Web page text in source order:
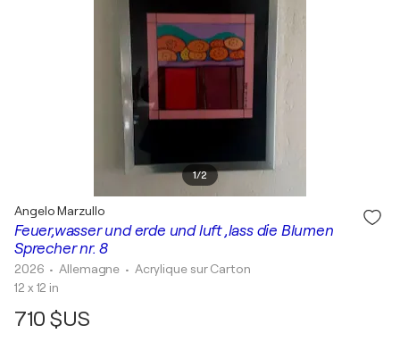
1/2
Feuer,wasser und erde und luft ,lass die Blumen
Sprecher nr. 8
Angelo Marzullo
2026 • Allemagne • Acrylique sur Carton
12 x 12 in
710 $US